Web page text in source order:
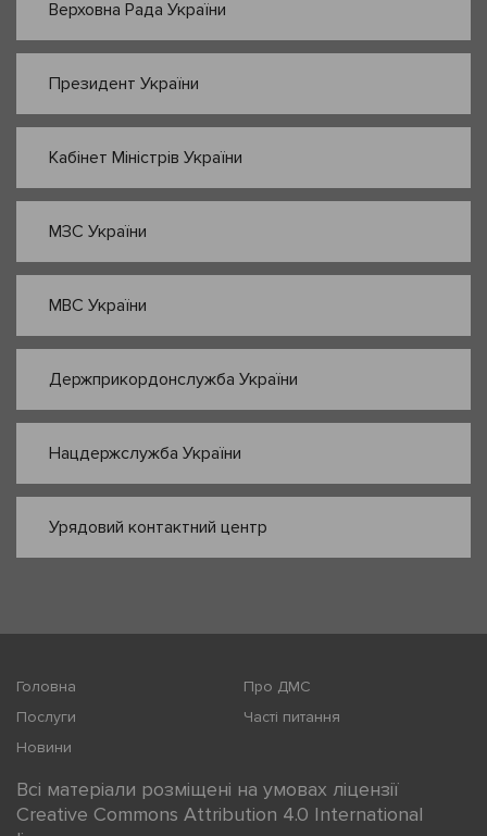
Верховна Рада України
Президент України
Кабінет Міністрів України
МЗС України
МВС України
Держприкордонслужба України
Нацдержслужба України
Урядовий контактний центр
Головна
Про ДМС
Послуги
Часті питання
Новини
Всі матеріали розміщені на умовах ліцензії
Creative Commons Attribution 4.0 International